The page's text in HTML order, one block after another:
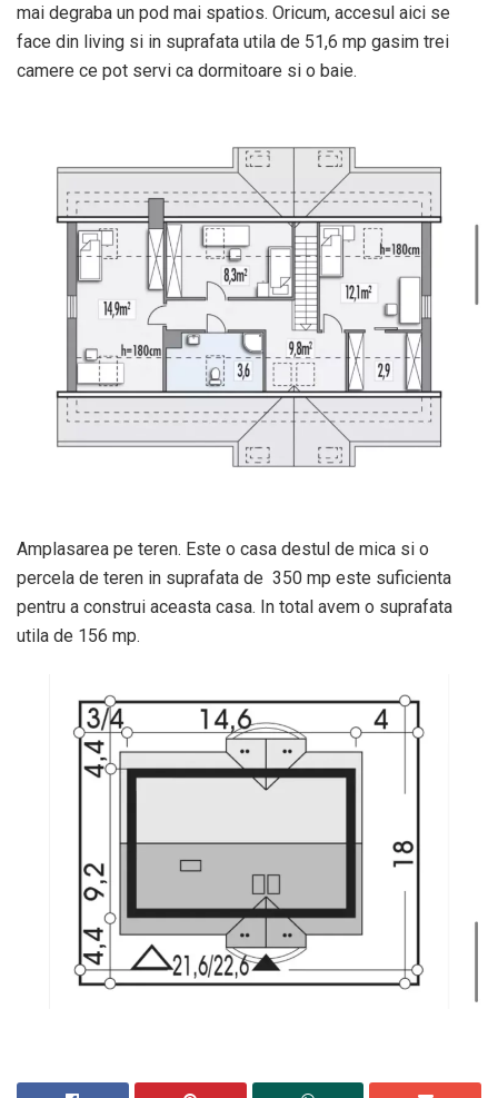
mai degraba un pod mai spatios. Oricum, accesul aici se
face din living si in suprafata utila de 51,6 mp gasim trei
camere ce pot servi ca dormitoare si o baie.
Amplasarea pe teren. Este o casa destul de mica si o
percela de teren in suprafata de 350 mp este suficienta
pentru a construi aceasta casa. In total avem o suprafata
utila de 156 mp.